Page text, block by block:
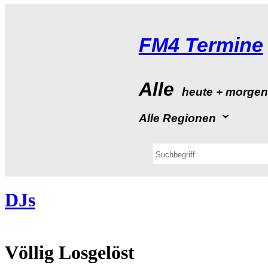
FM4Termine
Alle heute+morgen
AlleRegionen
DJs
VölligLosgelöst